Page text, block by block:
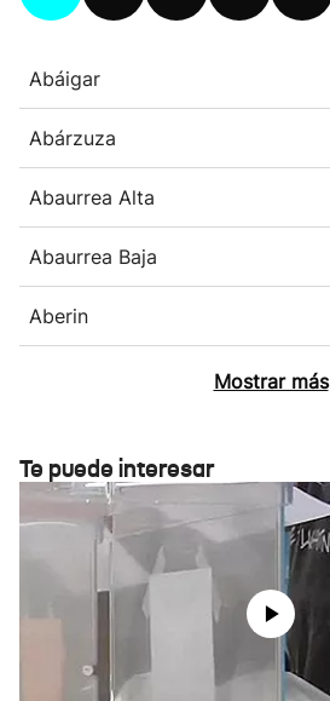
Abáigar
Abárzuza
Abaurrea Alta
Abaurrea Baja
Aberin
Mostrar más
Te puede interesar